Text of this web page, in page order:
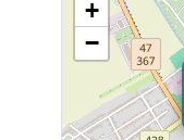
+
−